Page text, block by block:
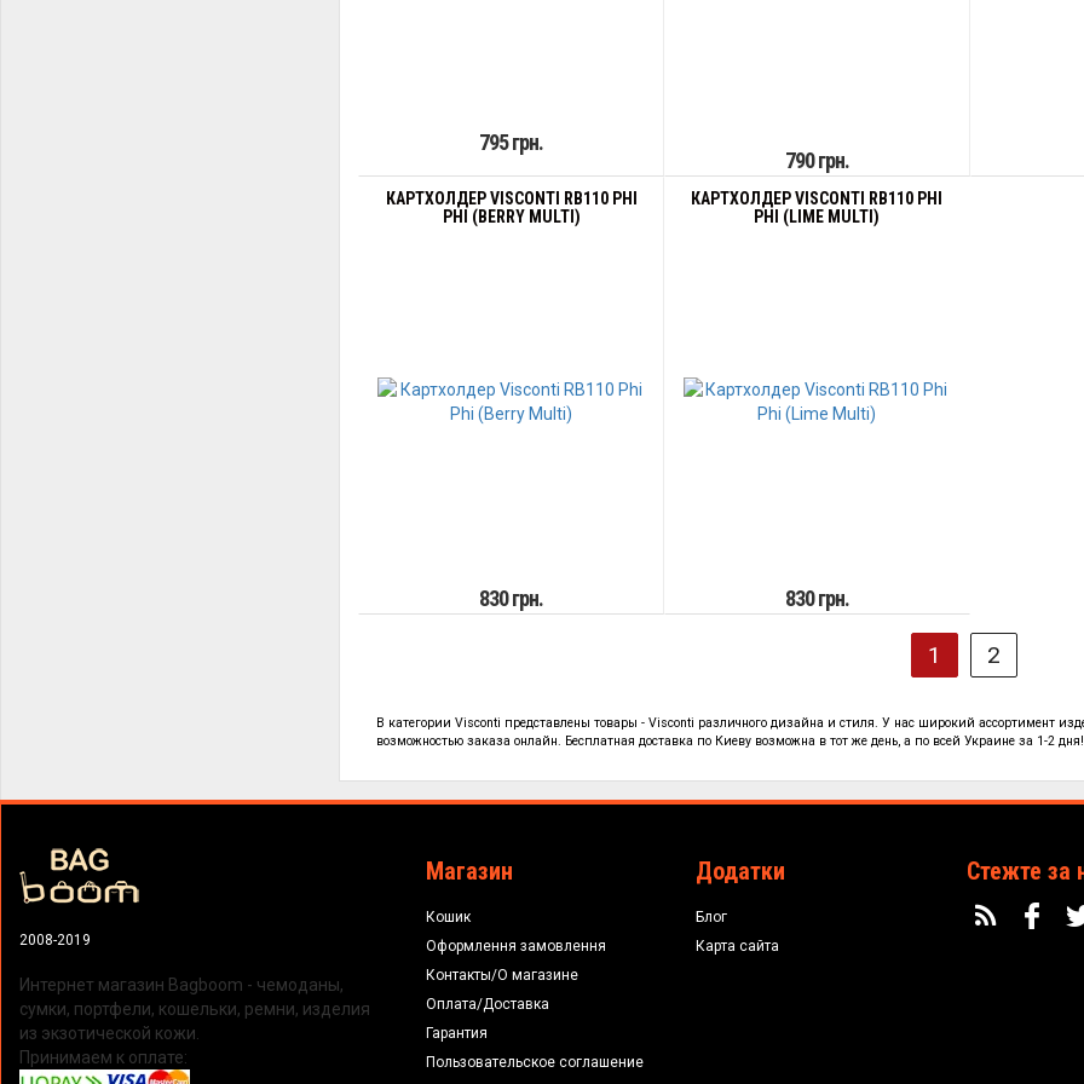
795 грн.
790 грн.
КАРТХОЛДЕР VISCONTI RB110 PHI
PHI (BERRY MULTI)
830 грн.
КАРТХОЛДЕР VISCONTI RB110 PHI
PHI (LIME MULTI)
830 грн.
1 2
В категорииVisconti представлены товары - Visconti различного дизайна и стиля. У нас широкий ассортимент
возможностью заказа онлайн. Бесплатная доставка по Киеву возможна в тот же день, а по всей Украине за 1-2 дня!
2008-2019
Интернет магазин Bagboom - чемоданы,
сумки, портфели, кошельки, ремни, изделия
из экзотической кожи.
Принимаем к оплате:
Магазин
Кошик
Оформлення замовлення
Контакты/О магазине
Оплата/Доставка
Гарантия
Пользовательское соглашение
Додатки
Блог
Карта сайта
Стежте за